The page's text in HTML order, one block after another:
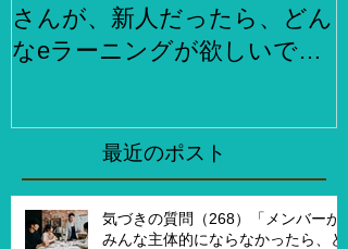
さんが、新人だったら、どん
なeラーニングが欲しいです
のですか？」最近のポスト
気づきの質問（268）「メンバーが
みんな主体的にならなかったら、ど